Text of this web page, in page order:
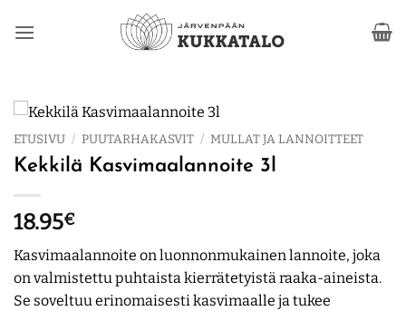
ETUSIVU / PUUTARHAKASVIT / MULLAT JA LANNOITTEET
Kekkilä Kasvimaalannoite 3l
18.95€
Kasvimaalannoite on luonnonmukainen lannoite, joka
on valmistettu puhtaista kierrätetyistä raaka-aineista.
Se soveltuu erinomaisesti kasvimaalle ja tukee